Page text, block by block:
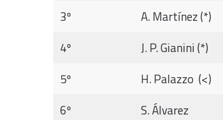
3º
A. Martínez (*)
4º
J. P. Gianini (*)
5º
H. Palazzo (<)
6º
S. Álvarez